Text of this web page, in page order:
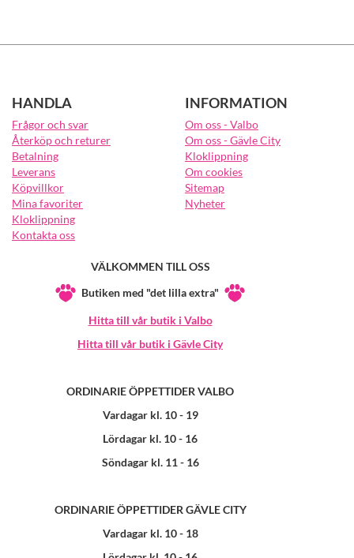
HANDLA
Frågor och svar
Återköp och returer
Betalning
Leverans
Köpvillkor
Mina favoriter
Kloklippning
Kontakta oss
INFORMATION
Om oss - Valbo
Om oss - Gävle City
Kloklippning
Om cookies
Sitemap
Nyheter
VÄLKOMMEN TILL OSS
Butiken med "det lilla extra"
Hitta till vår butik i Valbo
Hitta till vår butik i Gävle City
ORDINARIE ÖPPETTIDER VALBO
Vardagar kl. 10 - 19
Lördagar kl. 10 - 16
Söndagar kl. 11 - 16
ORDINARIE ÖPPETTIDER GÄVLE CITY
Vardagar kl. 10 - 18